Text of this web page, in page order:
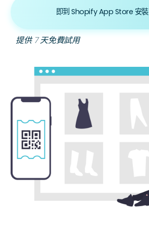
即到 Shopify App Store 安裝
提供 7 天免費試用